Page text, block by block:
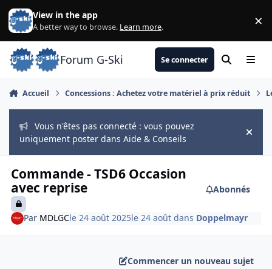
Aller au contenu
View in the app
A better way to browse. Learn more. ×
Forum G-Ski Se connecter Rechercher
Menu
Accueil Concessions : Achetez votre matériel à prix réduit
Vous n'êtes pas connecté : vous pouvez
uniquement poster dans Aide & Conseils
Hide
Commande - TSD6 Occasion
avec reprise
Abonnés
Par MDLGCle 24 août 2025le 24 août dans Doppelmayr
Commencer un nouveau sujet